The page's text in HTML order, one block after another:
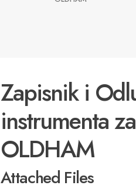
Zapisnik i
instrumenta
OLDHAM
Attached Files